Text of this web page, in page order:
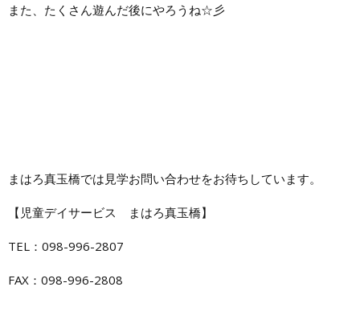
また、たくさん遊んだ後にやろうね☆彡
まはろ真玉橋では見学お問い合わせをお待ちしています。
【児童デイサービス まはろ真玉橋】
TEL：098-996-2807
FAX：098-996-2808